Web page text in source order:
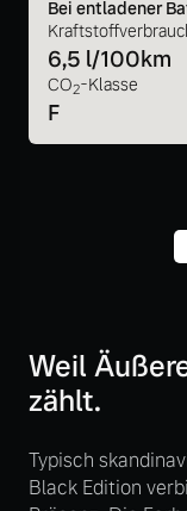
Bei entladener
6,5 l/100km
CO2-Klasse
F
Weil
zählt.
Typisch
Black Edition